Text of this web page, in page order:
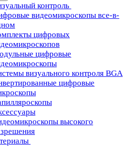
контроль
видеомикроскопы все-в-
цифровых
цифровые
визуального контроля BGA
цифровые
высокого